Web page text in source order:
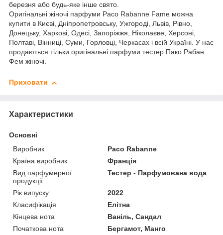
березня або будь-яке інше свято.
Оригінальні жіночі парфуми Paco Rabanne Fame можна
купити в Києві, Дніпропетровську, Ужгороді, Львів, Рівно,
Донецьку, Харкові, Одесі, Запоріжжя, Ніколаєве, Херсоні,
Полтаві, Вінниці, Суми, Горловці, Черкасах і всій Україні. У нас
продаються тільки оригінальні парфуми тестер Пако Рабан
Фем жіночі.
Приховати
Характеристики
Основні
Виробник
Paco Rabanne
Країна виробник
Франція
Вид парфумерної
продукції
Тестер - Парфумована вода
Рік випуску
2022
Класифікація
Елітна
Кінцева нота
Ваніль, Сандал
Початкова нота
Бергамот, Манго